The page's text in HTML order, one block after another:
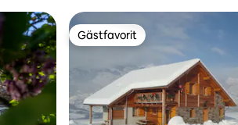
Gästfavorit
Gästfavorit